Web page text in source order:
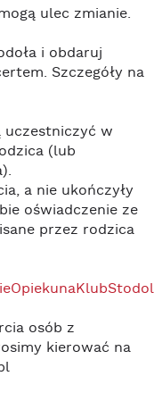
ulec zmianie.
i obdaruj
Szczegóły na
uczestniczyć w
(lub
a nie ukończyły
oświadczenie ze
przez rodzica
osób z
kierować na